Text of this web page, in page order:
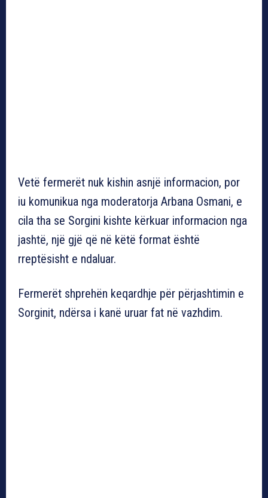
Vetë fermerët nuk kishin asnjë informacion, por
iu komunikua nga moderatorja Arbana Osmani, e
cila tha se Sorgini kishte kërkuar informacion nga
jashtë, një gjë që në këtë format është
rreptësisht e ndaluar.
Fermerët shprehën keqardhje për përjashtimin e
Sorginit, ndërsa i kanë uruar fat në vazhdim.